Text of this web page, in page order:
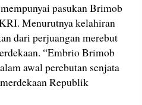
pasukan Brimob
Menurutnya kelahiran
dari perjuangan merebut
“Embrio Brimob
awal perebutan senjata
Republik